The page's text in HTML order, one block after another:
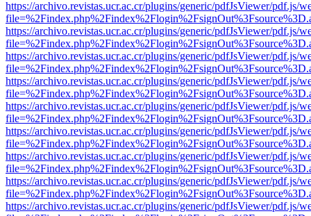
https://archivo.revistas.ucr.ac.cr/plugins/generic/pdfJsViewer/pdf.js/
https://archivo.revistas.ucr.ac.cr/plugins/generic/pdfJsViewer/pdf.js/
https://archivo.revistas.ucr.ac.cr/plugins/generic/pdfJsViewer/pdf.js/
https://archivo.revistas.ucr.ac.cr/plugins/generic/pdfJsViewer/pdf.js/
https://archivo.revistas.ucr.ac.cr/plugins/generic/pdfJsViewer/pdf.js/
https://archivo.revistas.ucr.ac.cr/plugins/generic/pdfJsViewer/pdf.js/
https://archivo.revistas.ucr.ac.cr/plugins/generic/pdfJsViewer/pdf.js/
https://archivo.revistas.ucr.ac.cr/plugins/generic/pdfJsViewer/pdf.js/
https://archivo.revistas.ucr.ac.cr/plugins/generic/pdfJsViewer/pdf.js/